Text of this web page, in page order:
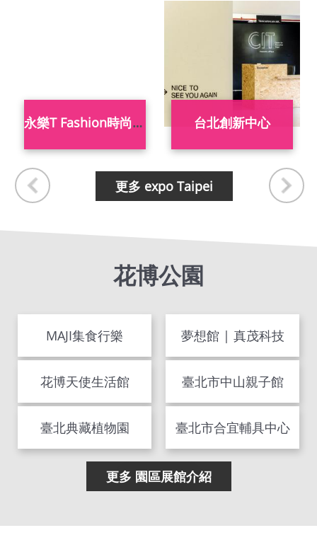
永樂T Fashion時尚基地 台北創新中心
更多 expo Taipei
花博公園
MAJI集食行樂 夢想館 | 真茂科技
花博天使生活館 臺北市中山親子館
臺北典藏植物園 臺北市合宜輔具中心
更多 園區展館介紹